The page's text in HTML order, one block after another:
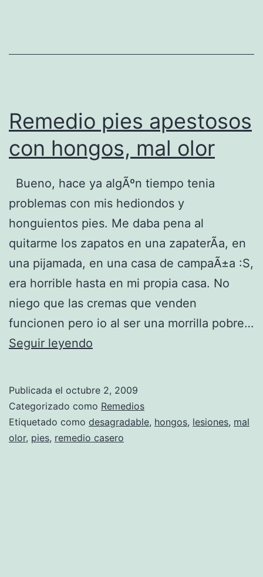
c
u
c
a
r
a
c
h
a
s
r
d
i
o
Remedio pies apestosos
con hongos, mal olor
Bueno, hace ya algÃºn tiempo tenia
problemas con mis hediondos y
honguientos pies. Me daba pena al
quitarme los zapatos en una zapaterÃ­a, en
una pijamada, en una casa de campaÃ±a :S,
era horrible hasta en mi propia casa. No
niego que las cremas que venden
funcionen pero io al ser una morrilla pobre…
Seguir leyendo
e
d
i
Publicada el octubre 2, 2009
Categorizado como Remedios
Etiquetado como desagradable, hongos, lesiones, mal
olor, pies, remedio casero